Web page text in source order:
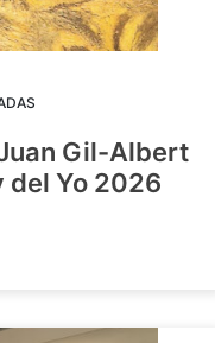
Gil-Albert
del Yo 2026